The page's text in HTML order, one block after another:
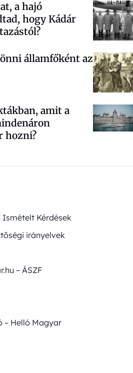
a hajó
hogy Kádár
államfőként az
amit a
hozni?
Ismételt Kérdések
irányelvek
– ÁSZF
– Helló Magyar